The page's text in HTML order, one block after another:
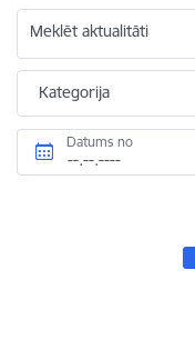
Meklēt aktualitāti
Kategorija
Datums no